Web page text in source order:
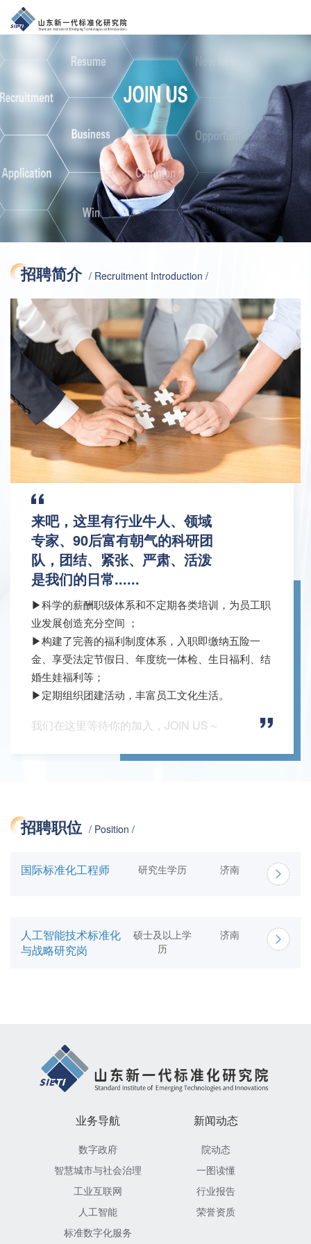
招聘简介 / Recruitment Introduction /
来吧，这里有行业牛人、领域
专家、90后富有朝气的科研团
队，团结、紧张、严肃、活泼
是我们的日常......
▶科学的薪酬职级体系和不定期各类培训，为员工职
业发展创造充分空间 ；
▶构建了完善的福利制度体系，入职即缴纳五险一
金、享受法定节假日、年度统一体检、生日福利、结
婚生娃福利等；
▶定期组织团建活动，丰富员工文化生活。
我们在这里等待你的加入，JOIN US～
招聘职位 / Position /
国际标准化工程师 研究生学历 济南
人工智能技术标准化
与战略研究岗
硕士及以上学
历
济南
业务导航
数字政府
智慧城市与社会治理
工业互联网
人工智能
标准数字化服务
新闻动态
院动态
一图读懂
行业报告
荣誉资质